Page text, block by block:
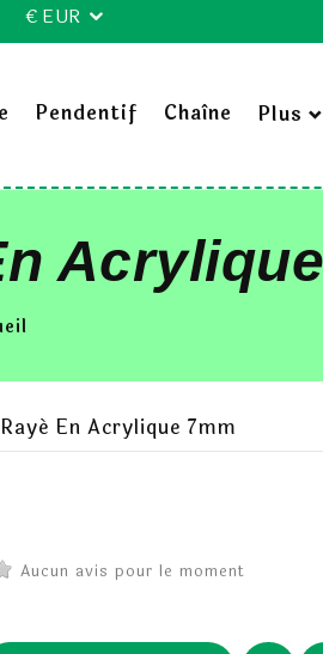
€ EUR
Pendentif Chaîne Plus
En Acrylique 7mm
Aucun avis pour le moment